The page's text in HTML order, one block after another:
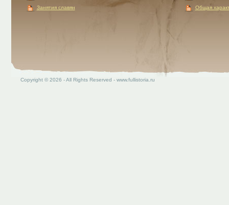
Занятия славян Общая
Copyright © 2026 - All Rights Reserved - www.fullistoria.ru